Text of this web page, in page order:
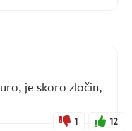
je skoro zločin,
1 12